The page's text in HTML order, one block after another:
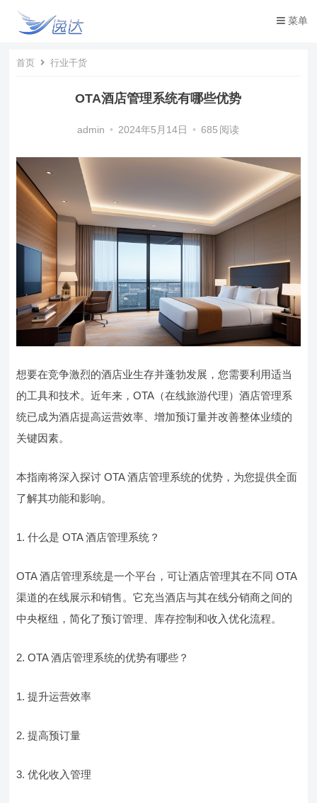
菜单
首页 行业干货
OTA酒店管理系统有哪些优势
admin • 2024年5月14日 • 685 阅读
想要在竞争激烈的酒店业生存并蓬勃发展，您需要利用适当
的工具和技术。近年来，OTA（在线旅游代理）酒店管理系
统已成为酒店提高运营效率、增加预订量并改善整体业绩的
关键因素。
本指南将深入探讨 OTA 酒店管理系统的优势，为您提供全面
了解其功能和影响。
1. 什么是 OTA 酒店管理系统？
OTA 酒店管理系统是一个平台，可让酒店管理其在不同 OTA
渠道的在线展示和销售。它充当酒店与其在线分销商之间的
中央枢纽，简化了预订管理、库存控制和收入优化流程。
2. OTA 酒店管理系统的优势有哪些？
1. 提升运营效率
2. 提高预订量
3. 优化收入管理